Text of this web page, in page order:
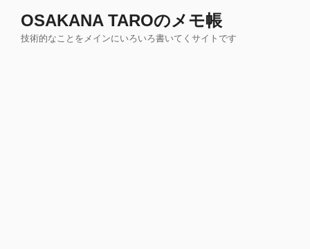
OSAKANA TAROのメモ帳
技術的なことをメインにいろいろ書いてくサイトです